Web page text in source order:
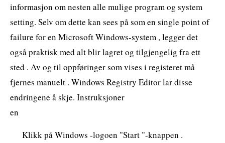
informasjon om nesten alle mulige program og system
setting. Selv om dette kan sees på som en single point of
failure for en Microsoft Windows-system , legger det
også praktisk med alt blir lagret og tilgjengelig fra ett
sted . Av og til oppføringer som vises i registeret må
fjernes manuelt . Windows Registry Editor lar disse
endringene å skje. Instruksjoner
en
Klikk på Windows -logoen "Start "-knappen .